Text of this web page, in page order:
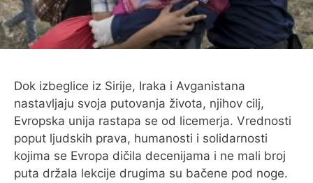
O MENI
Dok izbeglice iz Sirije, Iraka i Avganistana
nastavljaju svoja putovanja života, njihov cilj,
Evropska unija rastapa se od licemerja. Vrednosti
poput ljudskih prava, humanosti i solidarnosti
kojima se Evropa dičila decenijama i ne mali broj
puta držala lekcije drugima su bačene pod noge.